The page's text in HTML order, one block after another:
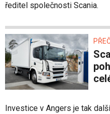
ředitel společnosti Scania.
Scania testuje ekologické
Investice v Angers je tak